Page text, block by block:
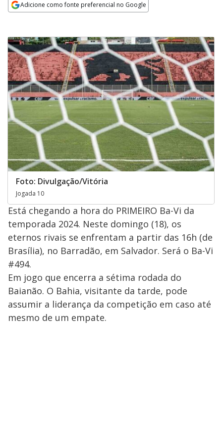
Adicione como fonte preferencial no Google
Foto: Divulgação/Vitória
Jogada 10
Está chegando a hora do PRIMEIRO Ba-Vi da
temporada 2024. Neste domingo (18), os
eternos rivais se enfrentam a partir das 16h (de
Brasília), no Barradão, em Salvador. Será o Ba-Vi
#494.
Em jogo que encerra a sétima rodada do
Baianão. O Bahia, visitante da tarde, pode
assumir a liderança da competição em caso até
mesmo de um empate.